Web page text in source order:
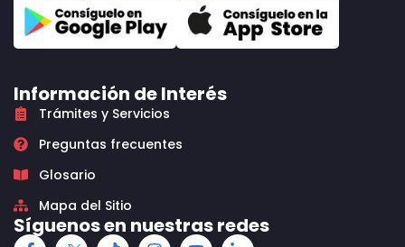
Información de Interés
Trámites y Servicios
Preguntas frecuentes
Glosario
Mapa del Sitio
Síguenos en nuestras redes